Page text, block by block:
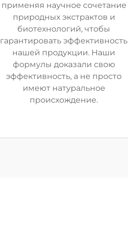
применяя научное сочетание
природных экстрактов и
биотехнологий, чтобы
гарантировать эффективность
нашей продукции. Наши
формулы доказали свою
эффективность, а не просто
имеют натуральное
происхождение.